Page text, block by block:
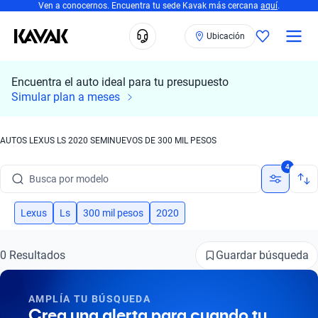
Ven a conocernos. Encuentra tu sede Kavak más cercana aquí.
Ubicación
Encuentra el auto ideal para tu presupuesto
Simular plan a meses
AUTOS LEXUS LS 2020 SEMINUEVOS DE 300 MIL PESOS
Busca por modelo
Busca por versión
Busca por marca
Busca por modelo
4
Lexus Ls 300 mil pesos 2020
0 Resultados Guardar búsqueda
AMPLÍA TU BÚSQUEDA